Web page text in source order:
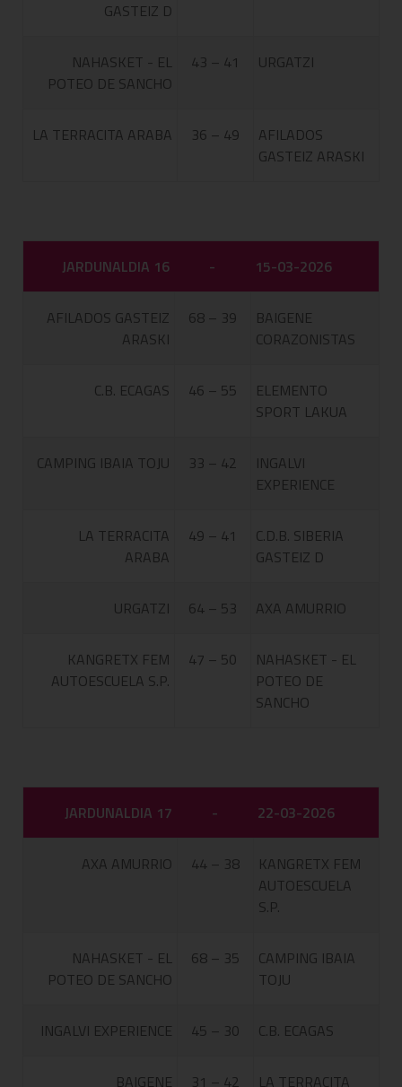
GASTEIZ D
NAHASKET - EL
POTEO DE SANCHO
43 – 41 URGATZI
LA TERRACITA ARABA 36 – 49
AFILADOS
GASTEIZ ARASKI
JARDUNALDIA 16 - 15-03-2026
AFILADOS GASTEIZ
ARASKI
68 – 39
BAIGENE
CORAZONISTAS
C.B. ECAGAS 46 – 55
ELEMENTO
SPORT LAKUA
CAMPING IBAIA TOJU 33 – 42
INGALVI
EXPERIENCE
LA TERRACITA
ARABA
49 – 41
C.D.B. SIBERIA
GASTEIZ D
URGATZI 64 – 53 AXA AMURRIO
KANGRETX FEM
AUTOESCUELA S.P.
47 – 50
NAHASKET - EL
POTEO DE
SANCHO
JARDUNALDIA 17 - 22-03-2026
AXA AMURRIO 44 – 38
KANGRETX FEM
AUTOESCUELA
S.P.
NAHASKET - EL
POTEO DE SANCHO
68 – 35
CAMPING IBAIA
TOJU
INGALVI EXPERIENCE 45 – 30 C.B. ECAGAS
BAIGENE
31 – 42
LA TERRACITA